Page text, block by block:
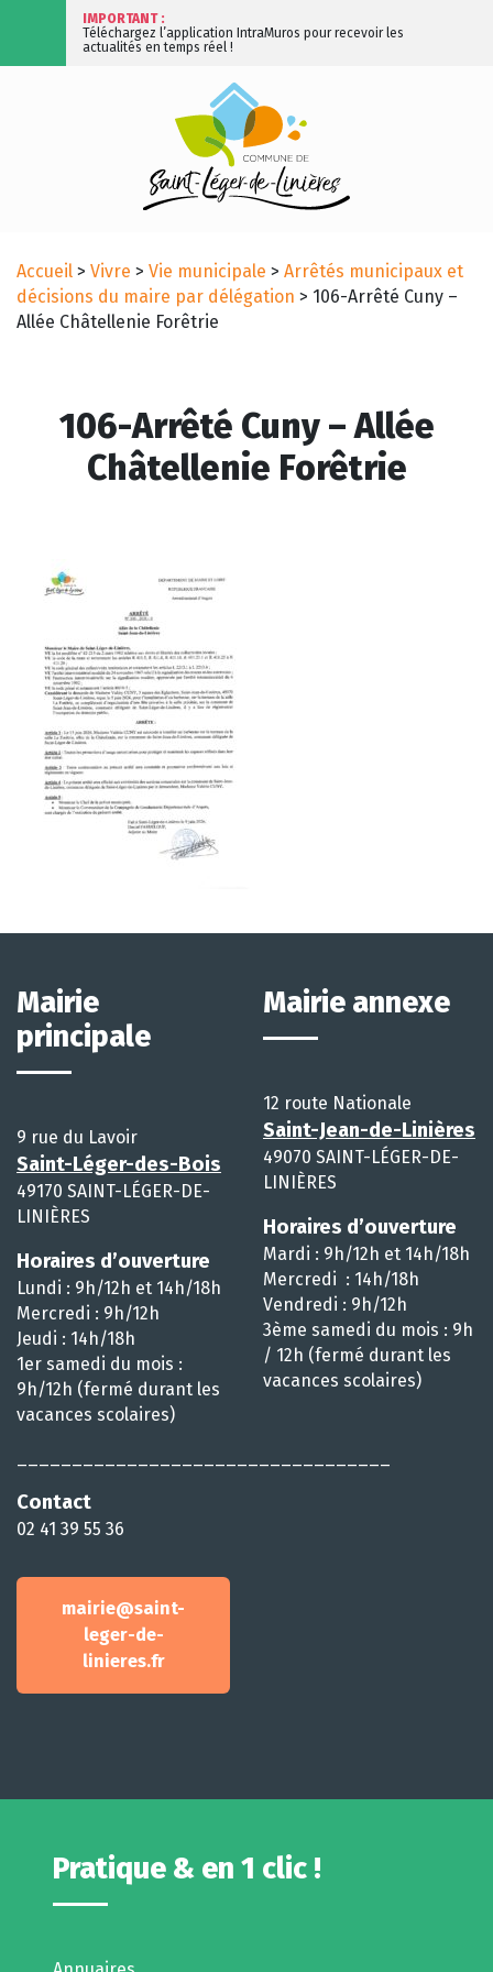
IMPORTANT :
Téléchargez l’application IntraMuros pour recevoir les
actualités en temps réel !
Accueil > Vivre > Vie municipale > Arrêtés municipaux et
décisions du maire par délégation > 106-Arrêté Cuny –
Allée Châtellenie Forêtrie
106-Arrêté Cuny – Allée
Châtellenie Forêtrie
Mairie
principale
9 rue du Lavoir
Saint-Léger-des-Bois
49170 SAINT-LÉGER-DE-
LINIÈRES
Horaires d’ouverture
Lundi : 9h/12h et 14h/18h
Mercredi : 9h/12h
Jeudi : 14h/18h
1er samedi du mois :
9h/12h (fermé durant les
vacances scolaires)
Contact
02 41 39 55 36
mairie@saint-
leger-de-
linieres.fr
Mairie annexe
12 route Nationale
Saint-Jean-de-Linières
49070 SAINT-LÉGER-DE-
LINIÈRES
Horaires d’ouverture
Mardi : 9h/12h et 14h/18h
Mercredi : 14h/18h
Vendredi : 9h/12h
3ème samedi du mois : 9h
/ 12h (fermé durant les
vacances scolaires)
Pratique & en 1 clic !